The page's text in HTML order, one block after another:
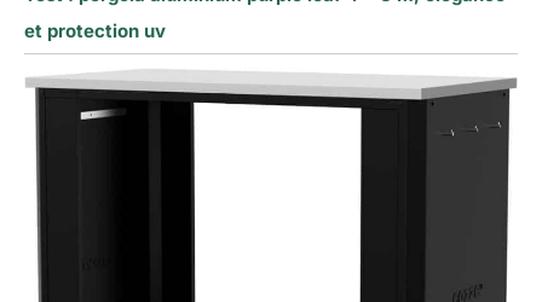
et protection uv